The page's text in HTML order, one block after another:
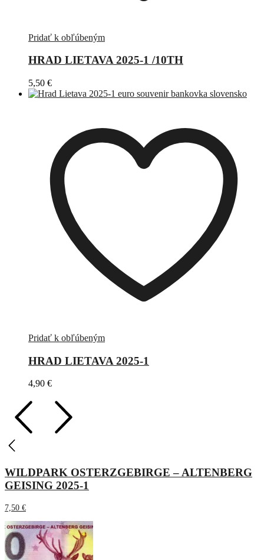
Pridať k obľúbeným
HRAD LIETAVA 2025-1 /10TH
5,50 €
Pridať k obľúbeným
HRAD LIETAVA 2025-1
4,90 €
WILDPARK OSTERZGEBIRGE – ALTENBERG
GEISING 2025-1
7,50 €